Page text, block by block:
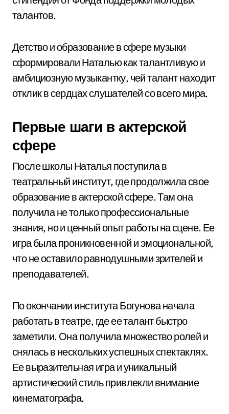
талантов.
Детство и образование в сфере музыки
сформировали Наталью как талантливую и
амбициозную музыкантку, чей талант находит
отклик в сердцах слушателей со всего мира.
Первые шаги в актерской
сфере
После школы Наталья поступила в
театральный институт, где продолжила свое
образование в актерской сфере. Там она
получила не только профессиональные
знания, но и ценный опыт работы на сцене. Ее
игра была проникновенной и эмоциональной,
что не оставило равнодушными зрителей и
преподавателей.
По окончании института Богунова начала
работать в театре, где ее талант быстро
заметили. Она получила множество ролей и
снялась в нескольких успешных спектаклях.
Ее выразительная игра и уникальный
артистический стиль привлекли внимание
кинематографа.